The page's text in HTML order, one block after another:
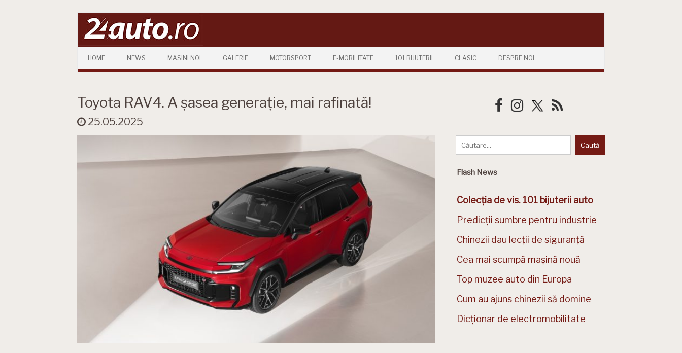
HOME NEWS MASINI NOI GALERIE MOTORSPORT E-MOBILITATE 101 BIJUTERII CLASIC DESPRE NOI
Toyota RAV4. A șasea generație, mai rafinată!
25.05.2025
Flash News
Colecția de vis. 101 bijuterii auto
Predicții sumbre pentru industrie
Chinezii dau lecții de siguranță
Cea mai scumpă mașină nouă
Top muzee auto din Europa
Cum au ajuns chinezii să domine
Dicționar de electromobilitate